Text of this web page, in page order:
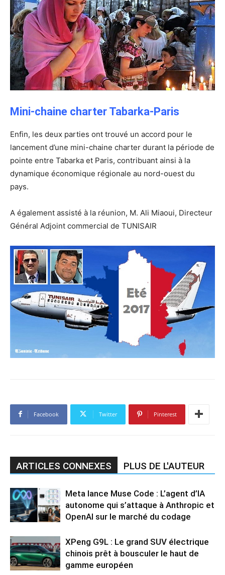
Mini-chaine charter Tabarka-Paris
Enfin, les deux parties ont trouvé un accord pour le
lancement d’une mini-chaine charter durant la période de
pointe entre Tabarka et Paris, contribuant ainsi à la
dynamique économique régionale au nord-ouest du
pays.
A également assisté à la réunion, M. Ali Miaoui, Directeur
Général Adjoint commercial de TUNISAIR
Facebook Twitter Pinterest
ARTICLES CONNEXES PLUS DE L'AUTEUR
Meta lance Muse Code : L’agent d’IA
autonome qui s’attaque à Anthropic et
OpenAI sur le marché du codage
XPeng G9L : Le grand SUV électrique
chinois prêt à bousculer le haut de
gamme européen